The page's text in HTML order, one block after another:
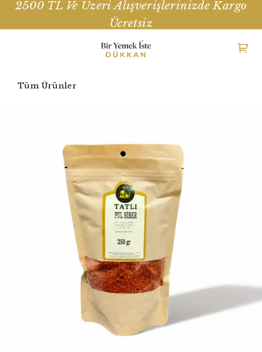
2500 TL Ve Üzeri Alışverişlerinizde Kargo
Ücretsiz
Tüm Ürünler